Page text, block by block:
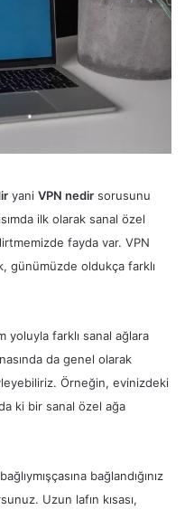
yani VPN nedir sorusunu
ilk olarak sanal özel
fayda var. VPN
günümüzde oldukça farklı
yoluyla farklı sanal ağlara
da genel olarak
Örneğin, evinizdeki
ki bir sanal özel ağa
bağlandığınız
Uzun lafın kısası,